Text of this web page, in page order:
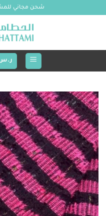
شحن مجاني للمشتريات بـ